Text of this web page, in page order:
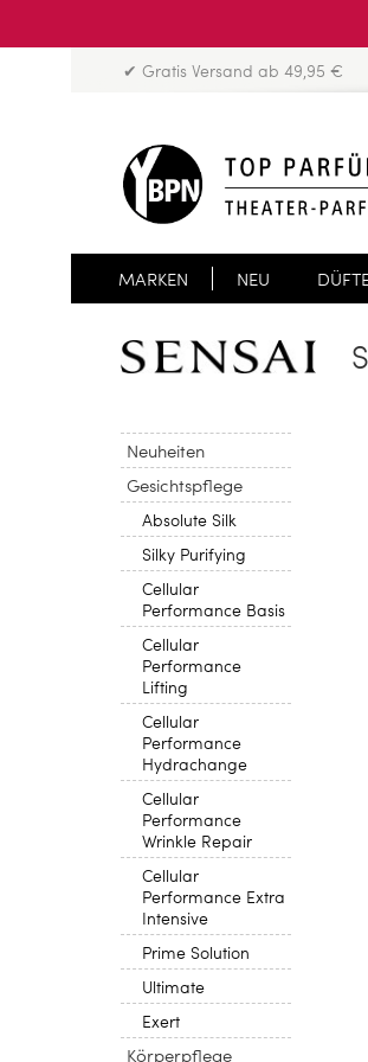
✔ Gratis Versand ab 49,95 €
MARKEN NEU
Neuheiten
Gesichtspflege
Absolute Silk
Silky Purifying
Cellular
Performance Basis
Cellular
Performance
Lifting
Cellular
Performance
Hydrachange
Cellular
Performance
Wrinkle Repair
Cellular
Performance Extra
Intensive
Prime Solution
Ultimate
Exert
Körperpflege